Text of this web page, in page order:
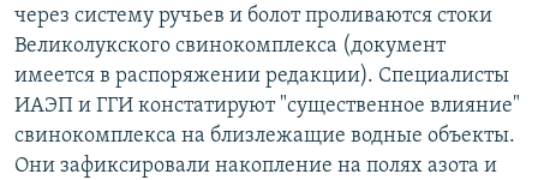
через систему ручьев и болот проливаются стоки
Великолукского свинокомплекса (документ
имеется в распоряжении редакции). Специалисты
ИАЭП и ГГИ констатируют "существенное влияние"
свинокомплекса на близлежащие водные объекты.
Они зафиксировали накопление на полях азота и